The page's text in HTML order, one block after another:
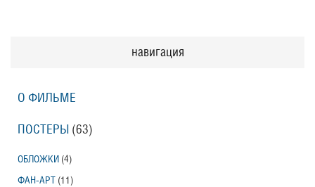
навигация
О ФИЛЬМЕ
ПОСТЕРЫ (63)
ОБЛОЖКИ (4)
ФАН-АРТ (11)